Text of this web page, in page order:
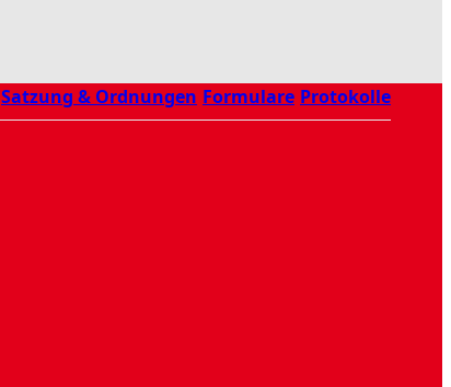
Satzung & Ordnungen Formulare Protokolle